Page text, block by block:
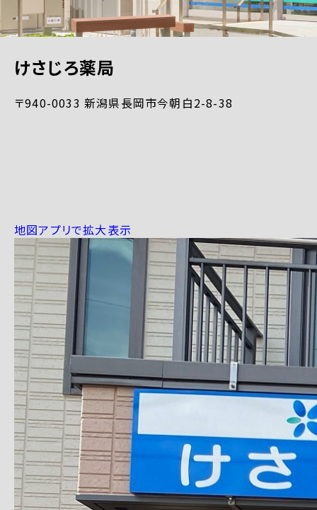
けさじろ薬局
〒940-0033 新潟県長岡市今朝白2-8-38
地図アプリで拡大表示